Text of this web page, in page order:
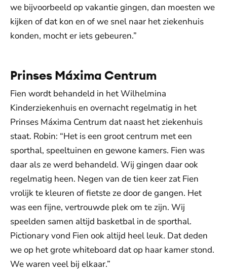
we bijvoorbeeld op vakantie gingen, dan moesten we
kijken of dat kon en of we snel naar het ziekenhuis
konden, mocht er iets gebeuren.”
Prinses Máxima Centrum
Fien wordt behandeld in het Wilhelmina
Kinderziekenhuis en overnacht regelmatig in het
Prinses Máxima Centrum dat naast het ziekenhuis
staat. Robin: “Het is een groot centrum met een
sporthal, speeltuinen en gewone kamers. Fien was
daar als ze werd behandeld. Wij gingen daar ook
regelmatig heen. Negen van de tien keer zat Fien
vrolijk te kleuren of fietste ze door de gangen. Het
was een fijne, vertrouwde plek om te zijn. Wij
speelden samen altijd basketbal in de sporthal.
Pictionary vond Fien ook altijd heel leuk. Dat deden
we op het grote whiteboard dat op haar kamer stond.
We waren veel bij elkaar.”